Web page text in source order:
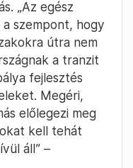
„Az egész
szempont, hogy
útra nem
a tranzit
fejlesztés
Megéri,
előlegezi meg
kell tehát
áll” –